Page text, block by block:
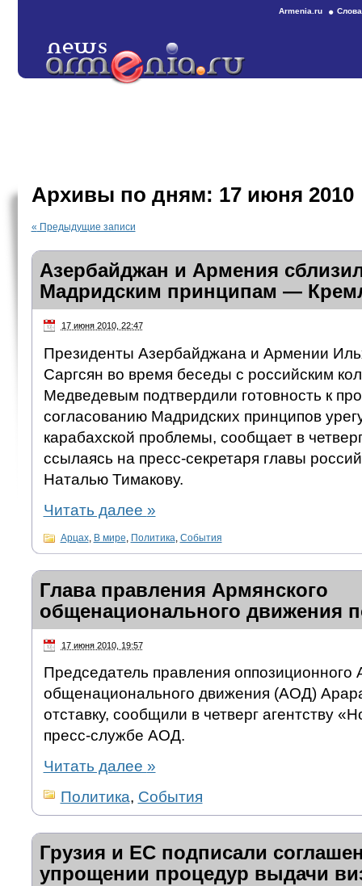
Armenia.ru
Архивы по дням: 17 июня 2010
« Предыдущие записи
Азербайджан и Армения
Мадридским принципам —
17 июня 2010, 22:47
Президенты Азербайджана и Армении
Саргсян во время беседы с российским
Медведевым подтвердили готовность к
согласованию Мадридских принципов
карабахской проблемы, сообщает в
ссылаясь на пресс-секретаря главы
Наталью Тимакову.
Читать далее »
Арцах, В мире Политика События
Глава правления Армянского
общенационального движения
17 июня 2010, 19:57
Председатель правления оппозиционного
общенационального движения (АОД)
отставку, сообщили в четверг агентству
пресс-службе АОД.
Читать далее »
Политика, События
Грузия и ЕС подписали
упрощении процедур выдачи